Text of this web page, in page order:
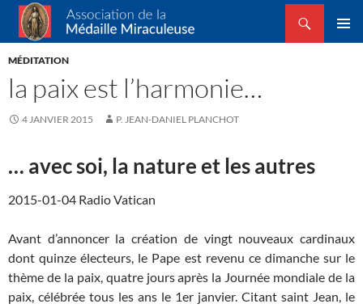
Association de la Médaille Miraculeuse
Recherche
ALLER
AU
MÉDITATION
la paix est l’harmonie…
4 JANVIER 2015 P. JEAN-DANIEL PLANCHOT
… avec soi, la nature et les autres
2015-01-04 Radio Vatican
Avant d’annoncer la création de vingt nouveaux cardinaux
dont quinze électeurs, le Pape est revenu ce dimanche sur le
thème de la paix, quatre jours après la Journée mondiale de la
paix, célébrée tous les ans le 1er janvier. Citant saint Jean, le